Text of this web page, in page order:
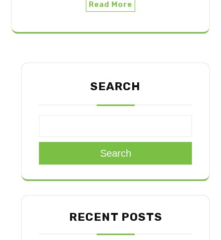
Read More
SEARCH
Search
RECENT POSTS